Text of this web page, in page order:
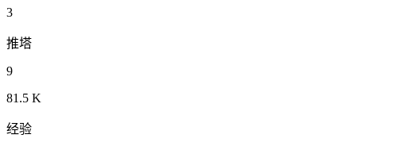
3
推塔
9
81.5 K
经验